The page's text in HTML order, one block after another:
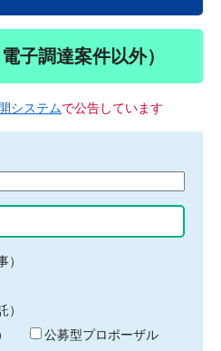
子調達案件以外）
システムで公告しています
）
）
公募型プロポーザル